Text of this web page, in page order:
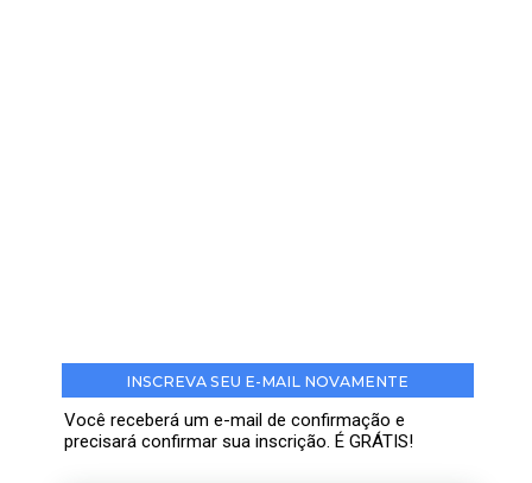
INSCREVA SEU E-MAIL NOVAMENTE
Você receberá um e-mail de confirmação e
precisará confirmar sua inscrição. É GRÁTIS!